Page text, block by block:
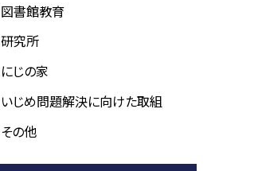
図書館教育
研究所
にじの家
いじめ問題解決に向けた取組
その他